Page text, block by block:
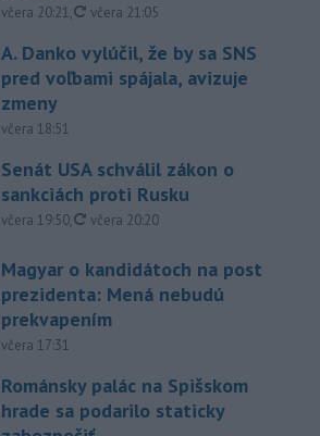
včera 20:21, aktualizované
včera 21:05
A. Danko vylúčil, že by sa SNS
pred voľbami spájala, avizuje
zmeny
včera 18:51
Senát USA schválil zákon o
sankciách proti Rusku
včera 19:50, aktualizované
včera 20:20
Magyar o kandidátoch na post
prezidenta: Mená nebudú
prekvapením
včera 17:31
Románsky palác na Spišskom
hrade sa podarilo staticky